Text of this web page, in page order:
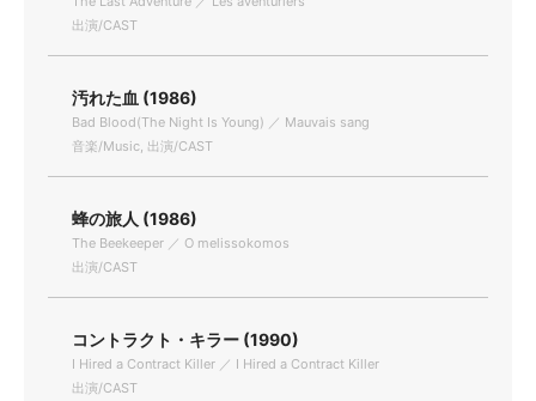
出演/CAST
汚れた血 (1986)
Bad Blood(The Night Is Young) ／ Mauvais sang
音楽/Music, 出演/CAST
蜂の旅人 (1986)
The Beekeeper ／ O melissokomos
出演/CAST
コントラクト・キラー (1990)
I Hired a Contract Killer ／ I Hired a Contract Killer
出演/CAST